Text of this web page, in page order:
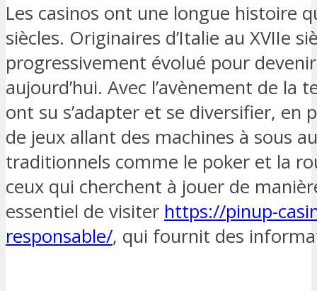
Les casinos ont une longue histoire
siècles. Originaires d’Italie au XVIIe
progressivement évolué pour
aujourd’hui. Avec l’avènement de la
ont su s’adapter et se diversifier,
de jeux allant des machines à sous
traditionnels comme le poker et la
ceux qui cherchent à jouer de
essentiel de visiter https://pinup-
responsable/, qui fournit des